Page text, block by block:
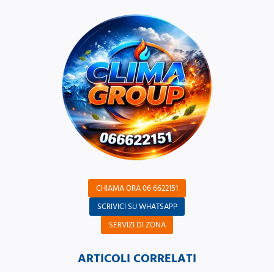
CHIAMA ORA 06 6622151
SCRIVICI SU WHATSAPP
SERVIZI DI ZONA
ARTICOLI CORRELATI